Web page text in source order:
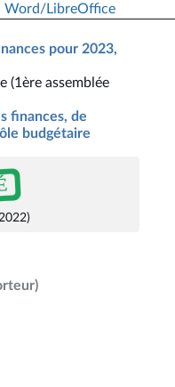
Word/LibreOffice
pour 2023,
(1ère assemblée
finances, de
budgétaire